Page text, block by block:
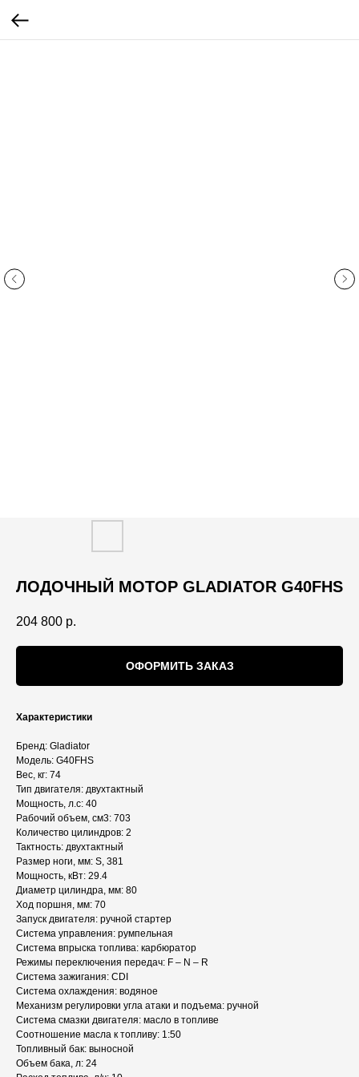
ЛОДОЧНЫЙ МОТОР GLADIATOR G40FHS
204 800 р.
ОФОРМИТЬ ЗАКАЗ
Характеристики
Бренд: Gladiator
Модель: G40FHS
Вес, кг: 74
Тип двигателя: двухтактный
Мощность, л.с: 40
Рабочий объем, см3: 703
Количество цилиндров: 2
Тактность: двухтактный
Размер ноги, мм: S, 381
Мощность, кВт: 29.4
Диаметр цилиндра, мм: 80
Ход поршня, мм: 70
Запуск двигателя: ручной стартер
Система управления: румпельная
Система впрыска топлива: карбюратор
Режимы переключения передач: F – N – R
Система зажигания: CDI
Система охлаждения: водяное
Механизм регулировки угла атаки и подъема: ручной
Система смазки двигателя: масло в топливе
Соотношение масла к топливу: 1:50
Топливный бак: выносной
Объем бака, л: 24